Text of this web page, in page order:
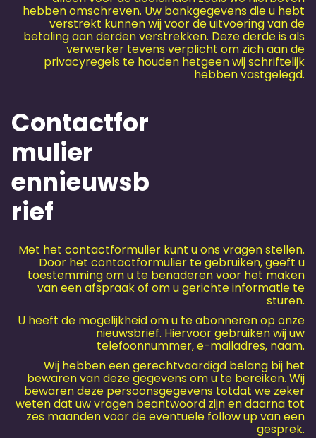
hebben omschreven. Uw bankgegevens die u hebt
verstrekt kunnen wij voor de uitvoering van de
betaling aan derden verstrekken. Deze derde is als
verwerker tevens verplicht om zich aan de
privacyregels te houden hetgeen wij schriftelijk
hebben vastgelegd.
Contactfor
mulier
ennieuwsb
rief
Met het contactformulier kunt u ons vragen stellen.
Door het contactformulier te gebruiken, geeft u
toestemming om u te benaderen voor het maken
van een afspraak of om u gerichte informatie te
sturen.
U heeft de mogelijkheid om u te abonneren op onze
nieuwsbrief. Hiervoor gebruiken wij uw
telefoonnummer, e-mailadres, naam.
Wij hebben een gerechtvaardigd belang bij het
bewaren van deze gegevens om u te bereiken. Wij
bewaren deze persoonsgegevens totdat we zeker
weten dat uw vragen beantwoord zijn en daarna tot
zes maanden voor de eventuele follow up van een
gesprek.